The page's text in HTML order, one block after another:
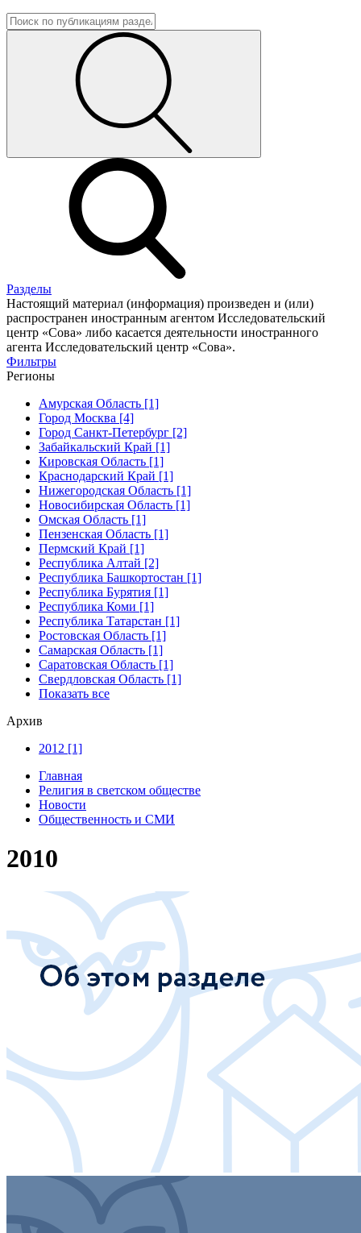
Разделы
Настоящий материал (информация) произведен и (или)
распространен иностранным агентом Исследовательский
центр «Сова» либо касается деятельности иностранного
агента Исследовательский центр «Сова».
Фильтры
Регионы
Амурская Область [1]
Город Москва [4]
Город Санкт-Петербург [2]
Забайкальский Край [1]
Кировская Область [1]
Краснодарский Край [1]
Нижегородская Область [1]
Новосибирская Область [1]
Омская Область [1]
Пензенская Область [1]
Пермский Край [1]
Республика Алтай [2]
Республика Башкортостан [1]
Республика Бурятия [1]
Республика Коми [1]
Республика Татарстан [1]
Ростовская Область [1]
Самарская Область [1]
Саратовская Область [1]
Свердловская Область [1]
Показать все
Архив
2012 [1]
Главная
Религия в светском обществе
Новости
Общественность и СМИ
2010